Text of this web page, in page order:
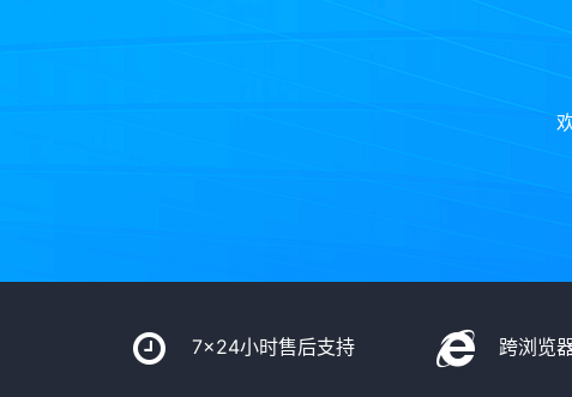
7x24小时售后支持 跨浏览